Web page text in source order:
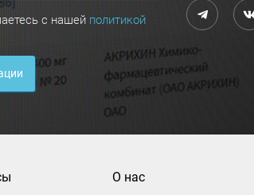
с нашей политикой
О нас